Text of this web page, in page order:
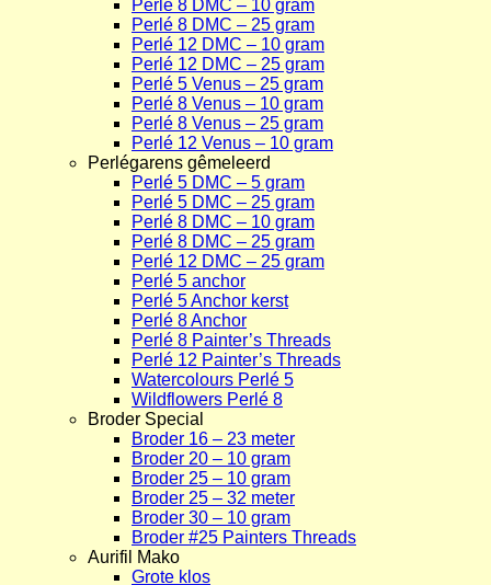
Perlé 8 DMC – 10 gram
Perlé 8 DMC – 25 gram
Perlé 12 DMC – 10 gram
Perlé 12 DMC – 25 gram
Perlé 5 Venus – 25 gram
Perlé 8 Venus – 10 gram
Perlé 8 Venus – 25 gram
Perlé 12 Venus – 10 gram
Perlégarens gêmeleerd
Perlé 5 DMC – 5 gram
Perlé 5 DMC – 25 gram
Perlé 8 DMC – 10 gram
Perlé 8 DMC – 25 gram
Perlé 12 DMC – 25 gram
Perlé 5 anchor
Perlé 5 Anchor kerst
Perlé 8 Anchor
Perlé 8 Painter’s Threads
Perlé 12 Painter’s Threads
Watercolours Perlé 5
Wildflowers Perlé 8
Broder Special
Broder 16 – 23 meter
Broder 20 – 10 gram
Broder 25 – 10 gram
Broder 25 – 32 meter
Broder 30 – 10 gram
Broder #25 Painters Threads
Aurifil Mako
Grote klos